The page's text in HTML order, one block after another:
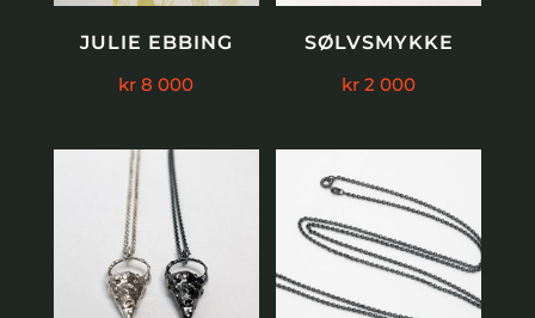
JULIE EBBING
kr 8 000
SØLVSMYKKE
kr 2 000